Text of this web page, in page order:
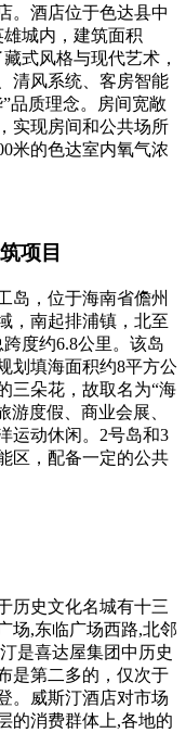
。酒店位于色达县中
城内，建筑面积
式风格与现代艺术，
清风系统、客房智能
品质理念。房间宽敞
实现房间和公共场所
米的色达室内氧气浓
项目
岛，位于海南省儋州
，南起排浦镇，北至
度约6.8公里。该岛
划填海面积约8平方公
三朵花，故取名为“海
游度假、商业会展、
运动休闲。2号岛和3
区，配备一定的公共
历史文化名城有十三
场,东临广场西路,北邻
是喜达屋集团中历史
是第二多的，仅次于
。威斯汀酒店对市场
的消费群体上,各地的